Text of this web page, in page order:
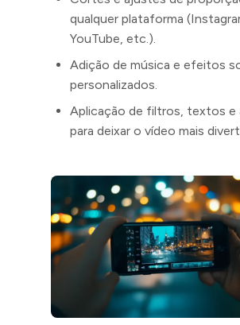
qualquer plataforma
YouTube, etc.).
Adição de música e efeitos
personalizados.
Aplicação de filtros, textos e
para deixar o vídeo mais